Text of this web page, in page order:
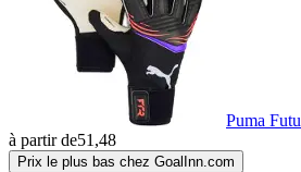
Puma
à partir de51,48
Prix le plus bas chez GoalInn.com